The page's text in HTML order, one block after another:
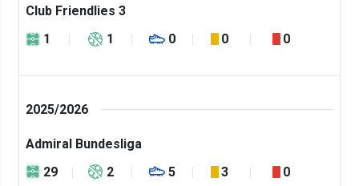
Club Friendlies 3
1
1 0 0 0
2025/2026
Admiral Bundesliga
29
2 5 3 0